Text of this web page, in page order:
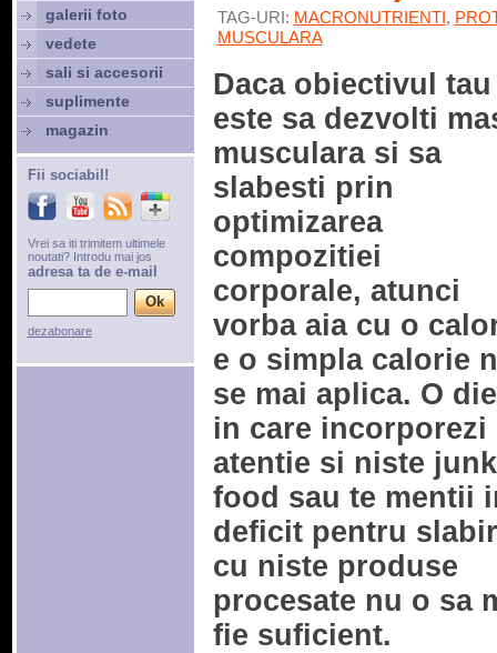
TAG-URI: MACRONUTRIENTI,
MUSCULARA
Daca obiectivul tau
este sa dezvolti
musculara si sa
slabesti prin
optimizarea
compozitiei
corporale, atunci
vorba aia cu o
e o simpla calorie
se mai aplica. O
in care incorporezi
atentie si niste junk
food sau te mentii
deficit pentru
cu niste produse
procesate nu o sa
fie suficient.
galerii foto
vedete
sali si accesorii
suplimente
magazin
Fii sociabil!
Vrei sa iti trimitem ultimele
noutati? Introdu mai jos
adresa ta de e-mail
dezabonare